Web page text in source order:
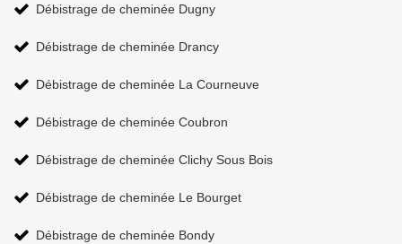
Débistrage de cheminée Dugny
Débistrage de cheminée Drancy
Débistrage de cheminée La Courneuve
Débistrage de cheminée Coubron
Débistrage de cheminée Clichy Sous Bois
Débistrage de cheminée Le Bourget
Débistrage de cheminée Bondy